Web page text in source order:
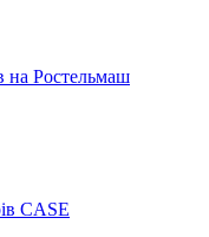
на Ростельмаш
CASE